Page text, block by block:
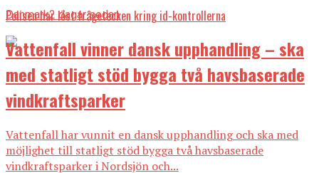
Polisen har löst frågetecken kring id-kontrollerna
Danmark2 dagar sedan
Vattenfall vinner dansk upphandling – ska
med statligt stöd bygga två havsbaserade
vindkraftsparker
Vattenfall har vunnit en dansk upphandling och ska med
möjlighet till statligt stöd bygga två havsbaserade
vindkraftsparker i Nordsjön och...